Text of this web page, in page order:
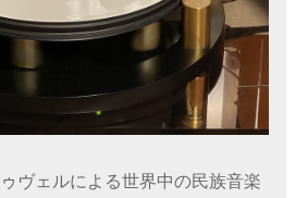
ヴェルによる世界中の民族音楽